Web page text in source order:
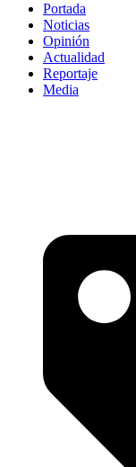
Portada
Noticias
Opinión
Actualidad
Reportaje
Media